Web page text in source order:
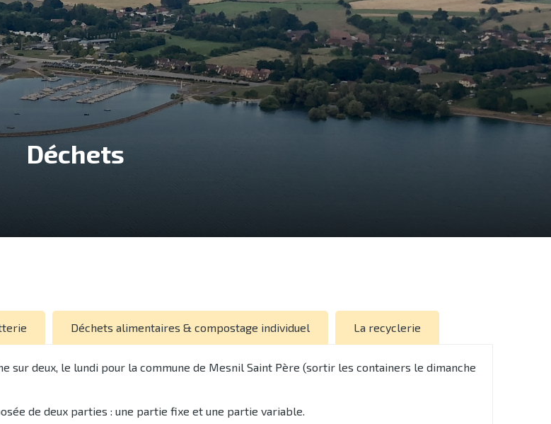
Déchets
Déchets alimentaires & compostage individuel La recyclerie
sur deux, le lundi pour la commune de Mesnil Saint Père (sortir les containers le dimanche
de deux parties : une partie fixe et une partie variable.